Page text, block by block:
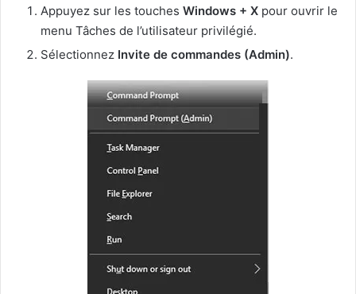
Appuyez sur les touches Windows + X pour ouvrir le
menu Tâches de l’utilisateur privilégié.
Sélectionnez Invite de commandes (Admin).